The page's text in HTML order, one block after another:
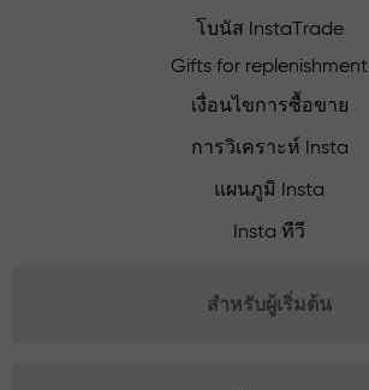
โบนัส InstaTrade
Gifts for replenishment
เงื่อนไขการซื้อขาย
การวิเคราะห์ Insta
แผนภูมิ Insta
Insta ทีวี
สำหรับผู้เริ่มต้น